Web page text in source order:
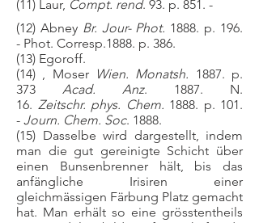
(11) Laur, Compt. rend. 93. p. 851. -
(12) Abney Br. Jour- Phot. 1888. p. 196.
- Phot. Corresp.1888. p. 386.
(13) Egoroff.
(14) , Moser Wien. Monatsh. 1887. p.
373 Acad. Anz. 1887. N.
16. Zeitschr. phys. Chem. 1888. p. 101.
- Journ. Chem. Soc. 1888.
(15) Dasselbe wird dargestellt, indem
man die gut gereinigte Schicht über
einen Bunsenbrenner hält, bis das
anfängliche Irisiren einer
gleichmässigen Färbung Platz gemacht
hat. Man erhält so eine grösstentheils